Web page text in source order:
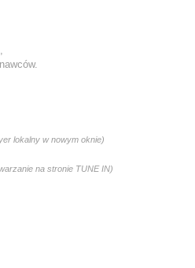
lokalny w nowym oknie)
na stronie TUNE IN)